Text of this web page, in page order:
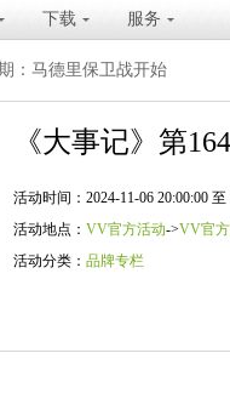
下载 服务
：马德里保卫战开始
《大事记》第
活动时间：2024-11-06 20:00:00 至
活动地点： VV官方活动->VV官
活动分类： 品牌专栏